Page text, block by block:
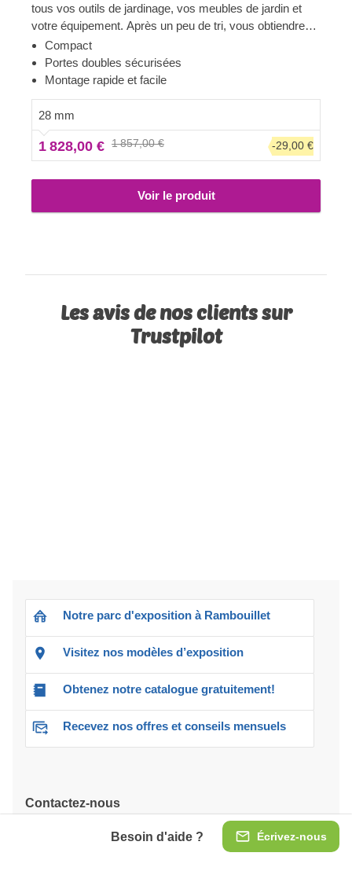
Écrivez-nous
Besoin d'aide ?
tous vos outils de jardinage, vos meubles de jardin et
votre équipement. Après un peu de tri, vous obtiendrez
un espace idéal pour vous permettre de désencombrer
votre maison et de conserver tous vos objets près de
vous, juste à côté de votre espace de vie. Ce modèle à
vie !
Compact
Portes doubles sécurisées
Montage rapide et facile
28 mm
1 828,00 € 1 857,00 € -29,00 €
Voir le produit
Les avis de nos clients sur
Trustpilot
Notre parc d'exposition à Rambouillet
Visitez nos modèles d’exposition
Obtenez notre catalogue gratuitement!
Recevez nos offres et conseils mensuels
Contactez-nous
Ouvert demain à 08:00 AM